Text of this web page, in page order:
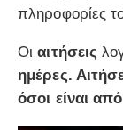
πληροφορίες
Οιαιτήσεις
ημέρες.
όσοι είναι